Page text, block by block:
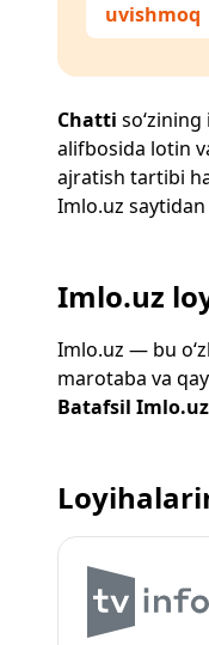
uvishmoq
Chatti
alifbosida lotin
ajratish tartibi
Imlo.uz
Imlo.uz
Imlo.uz — bu
marotaba va
Batafsil